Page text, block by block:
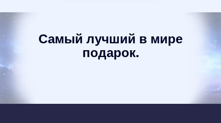
Самый лучший в мире
подарок.